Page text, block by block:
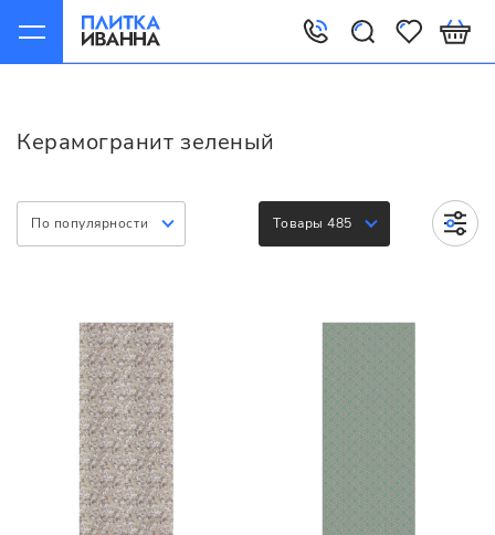
Керамогранит зеленый
По популярности Товары 485